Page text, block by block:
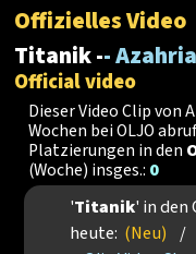
Offizielles Video
Titanik --
Official video
Dieser Video Clip von
Wochen bei OLJO
Platzierungen in den
(Woche) insges.: 0
'Titanik' in den
heute: (Neu)
/